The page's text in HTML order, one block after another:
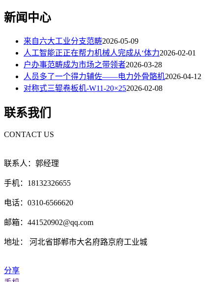
新闻中心
来自六大工业分支范畴2026-05-09
人工智能正正在帮力机械人完成从‘体力2026-02-01
户办事范畴成为市场之带领者2026-03-28
人员多了一个得力辅佐——电力外骨骼机2026-04-12
对称式三辊卷板机-W11-20×252026-02-08
联系我们
CONTACT US
联系人：郭经理
手机：18132326655
电话：0310-6566620
邮箱：441520902@qq.com
地址： 河北省邯郸市大名府路京府工业城
分享